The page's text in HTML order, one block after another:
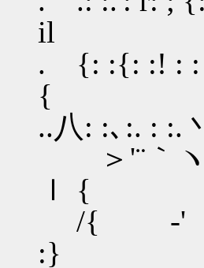
il
. {: :{: :! : : :
{
..八: :､:. : :.
＞'¨｀ヽ:
ｌ {
/{ ゝ ‐'
:}